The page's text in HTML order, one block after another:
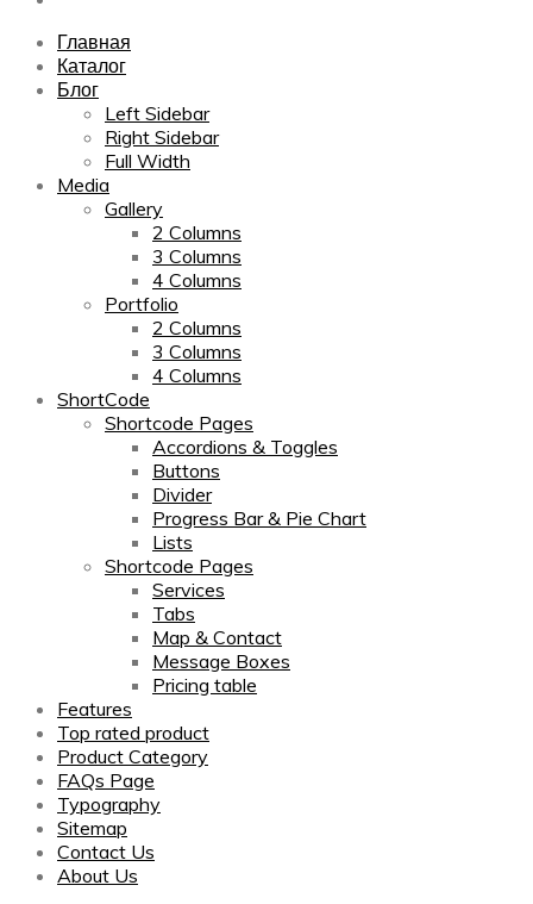
Главная
Каталог
Блог
Left Sidebar
Right Sidebar
Full Width
Media
Gallery
2 Columns
3 Columns
4 Columns
Portfolio
2 Columns
3 Columns
4 Columns
ShortCode
Shortcode Pages
Accordions & Toggles
Buttons
Divider
Progress Bar & Pie Chart
Lists
Shortcode Pages
Services
Tabs
Map & Contact
Message Boxes
Pricing table
Features
Top rated product
Product Category
FAQs Page
Typography
Sitemap
Contact Us
About Us